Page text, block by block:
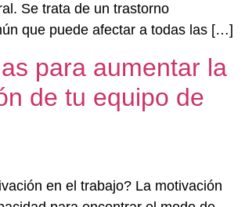
Se trata de un trastorno
que puede afectar a todas las […]
para aumentar la
de tu equipo de
en el trabajo? La motivación